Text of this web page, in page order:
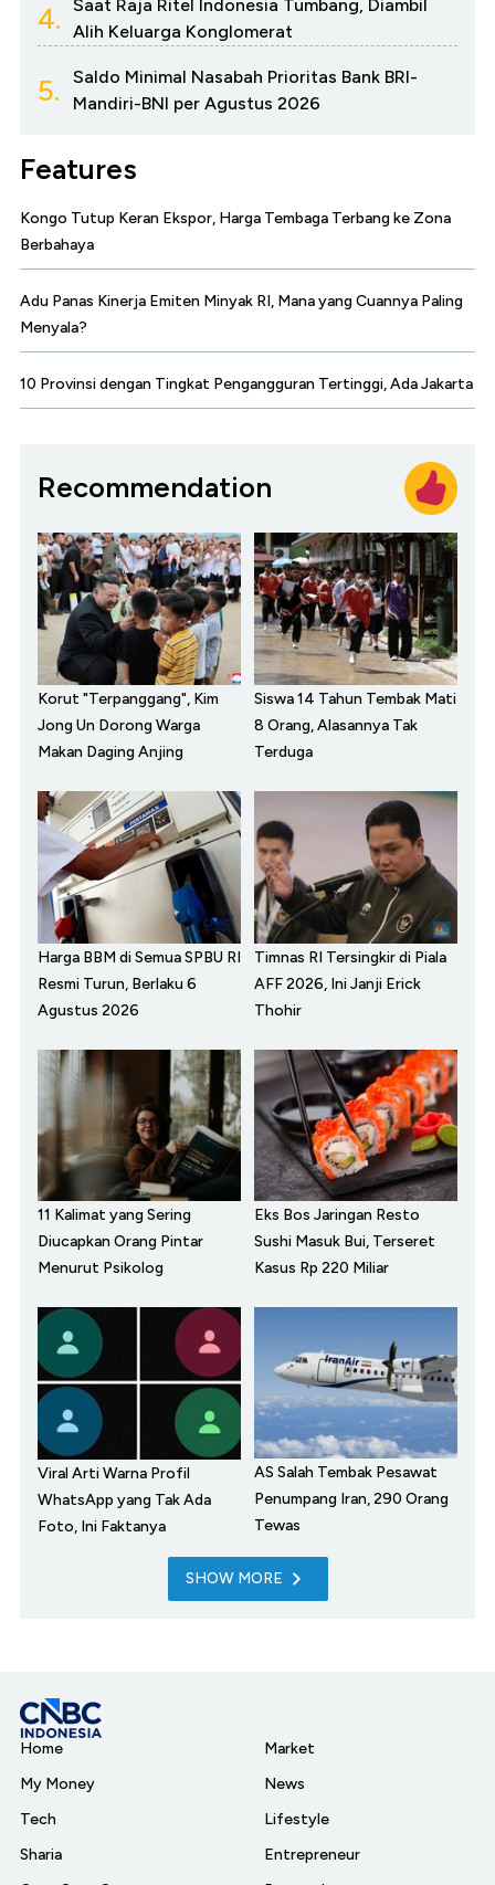
4.
Saat Raja Ritel Indonesia Tumbang, Diambil
Alih Keluarga Konglomerat
5.
Saldo Minimal Nasabah Prioritas Bank BRI-
Mandiri-BNI per Agustus 2026
Features
Kongo Tutup Keran Ekspor, Harga Tembaga Terbang ke Zona
Berbahaya
Adu Panas Kinerja Emiten Minyak RI, Mana yang Cuannya Paling
Menyala?
10 Provinsi dengan Tingkat Pengangguran Tertinggi, Ada Jakarta
Recommendation
Korut "Terpanggang", Kim
Jong Un Dorong Warga
Makan Daging Anjing
Siswa 14 Tahun Tembak Mati
8 Orang, Alasannya Tak
Terduga
Harga BBM di Semua SPBU RI
Resmi Turun, Berlaku 6
Agustus 2026
Timnas RI Tersingkir di Piala
AFF 2026, Ini Janji Erick
Thohir
11 Kalimat yang Sering
Diucapkan Orang Pintar
Menurut Psikolog
Eks Bos Jaringan Resto
Sushi Masuk Bui, Terseret
Kasus Rp 220 Miliar
Viral Arti Warna Profil
WhatsApp yang Tak Ada
Foto, Ini Faktanya
AS Salah Tembak Pesawat
Penumpang Iran, 290 Orang
Tewas
SHOW MORE
Home
My Money
Tech
Sharia
Market
News
Lifestyle
Entrepreneur